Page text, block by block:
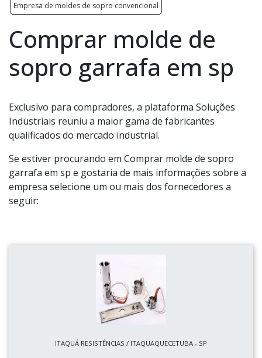
Empresa de moldes de sopro convencional
Comprar molde de
sopro garrafa em sp
Exclusivo para compradores, a plataforma Soluções
Industriais reuniu a maior gama de fabricantes
qualificados do mercado industrial.
Se estiver procurando em Comprar molde de sopro
garrafa em sp e gostaria de mais informações sobre a
empresa selecione um ou mais dos fornecedores a
seguir:
ITAQUÁ RESISTÊNCIAS / ITAQUAQUECETUBA - SP